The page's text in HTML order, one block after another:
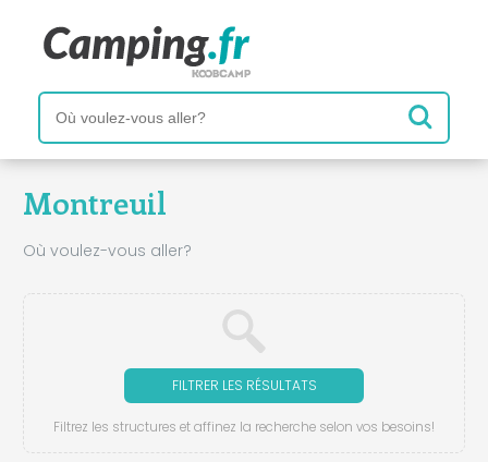
Montreuil
Où voulez-vous aller?
FILTRER LES RÉSULTATS
Filtrez les structures et affinez la recherche selon vos besoins!